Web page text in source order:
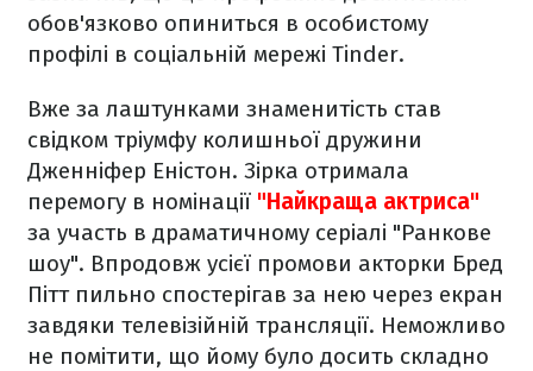
обов'язково опиниться в особистому
профілі в соціальній мережі Tinder.
Вже за лаштунками знаменитість став
свідком тріумфу колишньої дружини
Дженніфер Еністон. Зірка отримала
перемогу в номінації "Найкраща актриса"
за участь в драматичному серіалі "Ранкове
шоу". Впродовж усієї промови акторки Бред
Пітт пильно спостерігав за нею через екран
завдяки телевізійній трансляції. Неможливо
не помітити, що йому було досить складно